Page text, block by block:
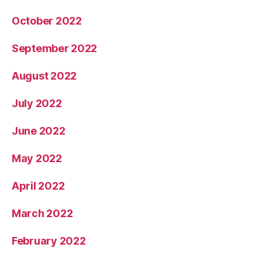
October 2022
September 2022
August 2022
July 2022
June 2022
May 2022
April 2022
March 2022
February 2022